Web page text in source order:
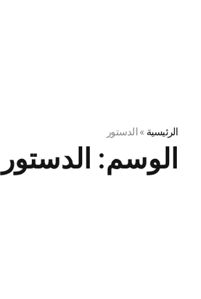
الرئيسية »الدستور
الوسم: الدستور